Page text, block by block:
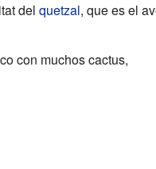
del quetzal, que es el
con muchos cactus,